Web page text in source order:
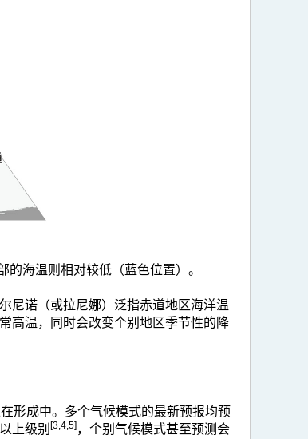
海温则相对较低（蓝色位置）。
尼诺（或拉尼娜）泛指赤道地区海洋温
高温，同时会改变个别地区季节性的降
形成中。多个气候模式的最新预报均预
上级别 [3,4,5] ，个别气候模式甚至预测会